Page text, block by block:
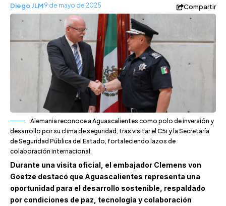
Diego JLM9 de mayo de 2025 Compartir
Alemania reconoce a Aguascalientes como polo de inversión y
desarrollo por su clima de seguridad, tras visitar el C5i y la Secretaría
de Seguridad Pública del Estado, fortaleciendo lazos de
colaboración internacional.
Durante una visita oficial, el embajador Clemens von
Goetze destacó que Aguascalientes representa una
oportunidad para el desarrollo sostenible, respaldado
por condiciones de paz, tecnología y colaboración